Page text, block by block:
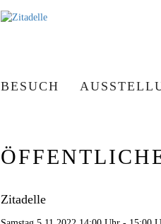
BESUCH
Zitadelle